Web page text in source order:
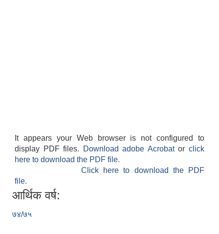
It appears your Web browser is not configured to
display PDF files.
Download adobe Acrobatorclick
here to download the PDF file.
Click here to download the PDF
file.
आर्थिक वर्ष:
७४/७५